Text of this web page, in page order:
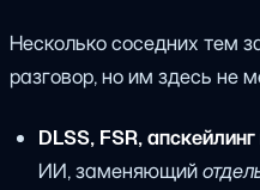
Несколько соседних тем
разговор, но им здесь не
DLSS, FSR,
ИИ, заменяющий